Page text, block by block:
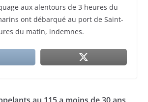
aux alentours de 3 heures du
ont débarqué au port de Saint-
du matin, indemnes.